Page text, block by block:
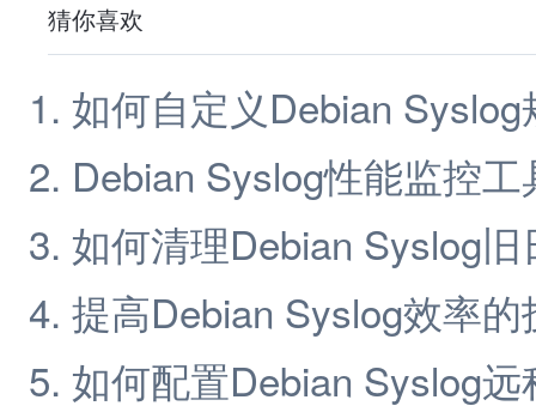
猜你喜欢
如何自定义Debian Syslog
Debian Syslog性能监控工
如何清理Debian Syslog旧
提高Debian Syslog效率的
如何配置Debian Syslog远